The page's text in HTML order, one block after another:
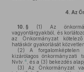
4. Az
10. § (1) Az
vagyontárgyakból, és
az Önkormányzat
hatáskör gyakorlását
(2) A forgalomképtelen
kizárólagos önkormányzati
Nvtv. 4
, és a (3) bekezdés
(3) Az Önkormányzat